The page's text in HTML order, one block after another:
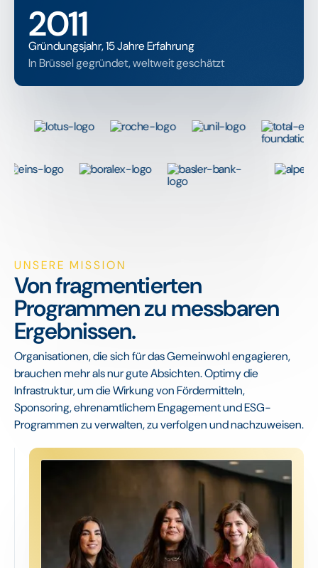
2011
Gründungsjahr, 15 Jahre Erfahrung
In Brüssel gegründet, weltweit geschätzt
UNSERE MISSION
Von fragmentierten
Programmen zu messbaren
Ergebnissen.
Organisationen, die sich für das Gemeinwohl engagieren,
brauchen mehr als nur gute Absichten. Optimy die
Infrastruktur, um die Wirkung von Fördermitteln,
Sponsoring, ehrenamtlichem Engagement und ESG-
Programmen zu verwalten, zu verfolgen und nachzuweisen.